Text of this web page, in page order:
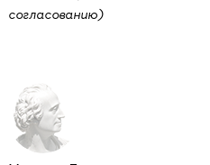
согласованию)